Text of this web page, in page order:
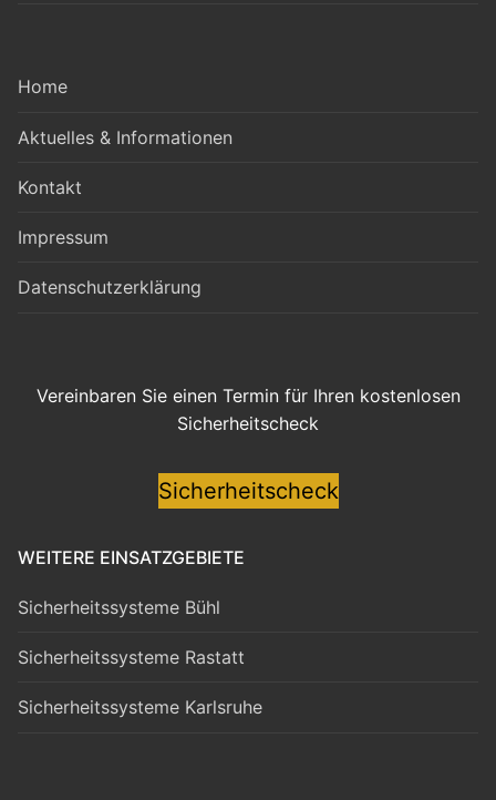
Home
Aktuelles & Informationen
Kontakt
Impressum
Datenschutzerklärung
Vereinbaren Sie einen Termin für Ihren kostenlosen
Sicherheitscheck
Sicherheitscheck
WEITERE EINSATZGEBIETE
Sicherheitssysteme Bühl
Sicherheitssysteme Rastatt
Sicherheitssysteme Karlsruhe